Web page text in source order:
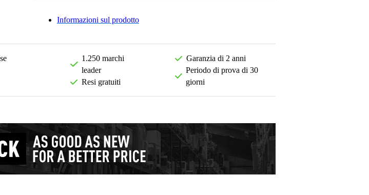
Informazioni sul prodotto
1.250 marchi
leader
Resi gratuiti
Garanzia di 2 anni
Periodo di prova di 30
giorni